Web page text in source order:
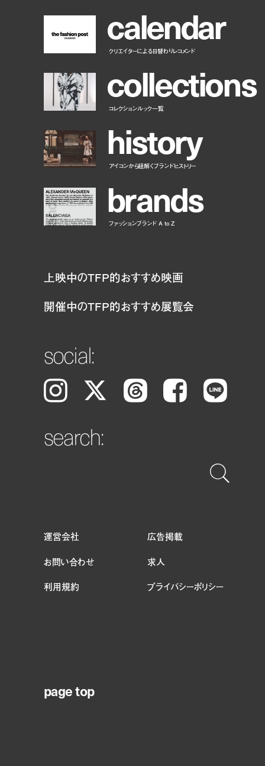
calendar
クリエイターによる日替わりレコメンド
collections
コレクションルック一覧
history
アイコンから紐解くブランドヒストリー
brands
ファッションブランド A to Z
上映中のTFP的おすすめ映画
開催中のTFP的おすすめ展覧会
social:
Instagram 𝕏 Threads Facebook LINE
search:
運営会社
広告掲載
お問い合わせ
求人
利用規約
プライバシーポリシー
page top